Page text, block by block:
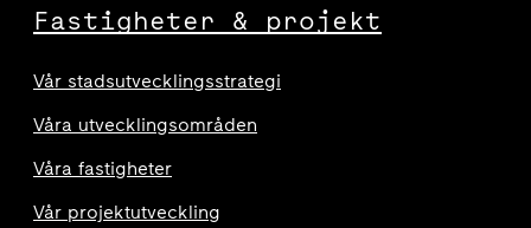
Fastigheter & projekt
Vår stadsutvecklingsstrategi
Våra utvecklingsområden
Våra fastigheter
Vår projektutveckling